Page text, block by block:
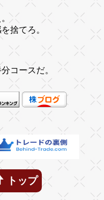
捨てろ。
コースだ。
トップ